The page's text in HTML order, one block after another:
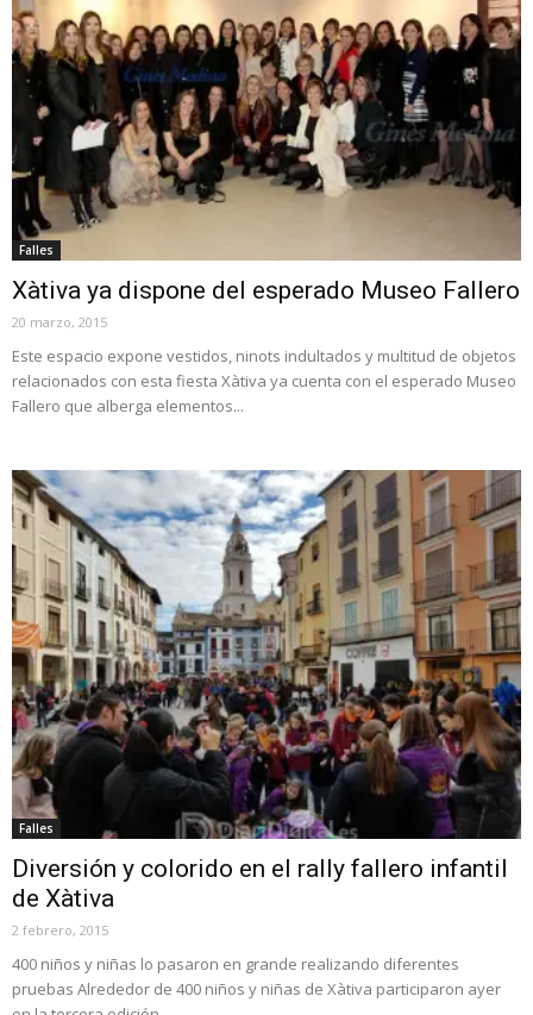
Falles
Xàtiva ya dispone del esperado Museo Fallero
20 marzo, 2015
Este espacio expone vestidos, ninots indultados y multitud de objetos
relacionados con esta fiesta Xàtiva ya cuenta con el esperado Museo
Fallero que alberga elementos...
Falles
Diversión y colorido en el rally fallero infantil
de Xàtiva
2 febrero, 2015
400 niños y niñas lo pasaron en grande realizando diferentes
pruebas Alrededor de 400 niños y niñas de Xàtiva participaron ayer